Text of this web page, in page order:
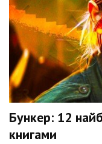
Бункер: 12
книгами